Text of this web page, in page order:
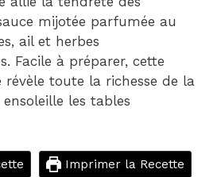
mijotée parfumée au
ail et herbes
Facile à préparer, cette
révèle toute la richesse de la
les tables
Imprimer la Recette